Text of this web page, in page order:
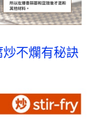
炒不爛有秘訣